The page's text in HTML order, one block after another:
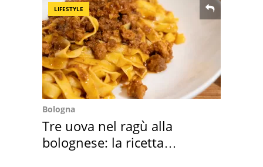
LIFESTYLE
Bologna
Tre uova nel ragù alla
bolognese: la ricetta